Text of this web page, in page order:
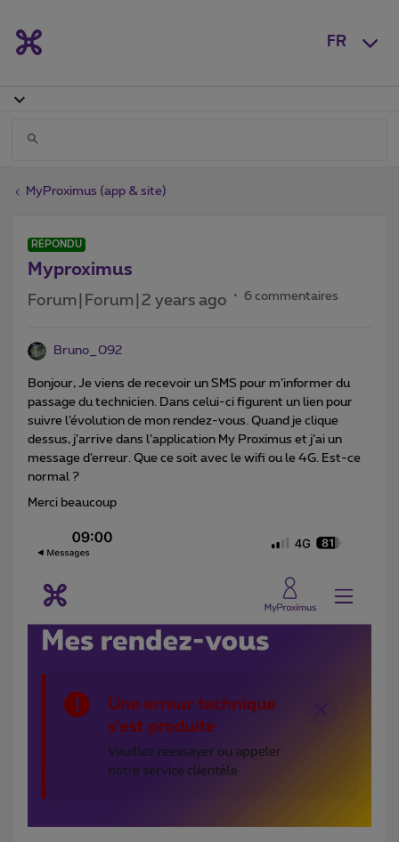
FR
MyProximus (app & site)
RÉPONDU
Myproximus
Forum|Forum|2 years ago 6 commentaires
Bruno_092
Bonjour, Je viens de recevoir un SMS pour m’informer du
passage du technicien. Dans celui-ci figurent un lien pour
suivre l’évolution de mon rendez-vous. Quand je clique
dessus, j’arrive dans l’application My Proximus et j’ai un
message d’erreur. Que ce soit avec le wifi ou le 4G. Est-ce
normal ?
Merci beaucoup